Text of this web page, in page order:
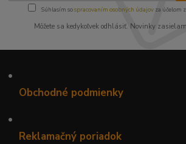
Súhlasím sospracovaním osobných údajov za účelom
Môžete sa kedykoľvek odhlásiť. Novinky
•
Obchodné podmienky
•
Reklamačný poriadok